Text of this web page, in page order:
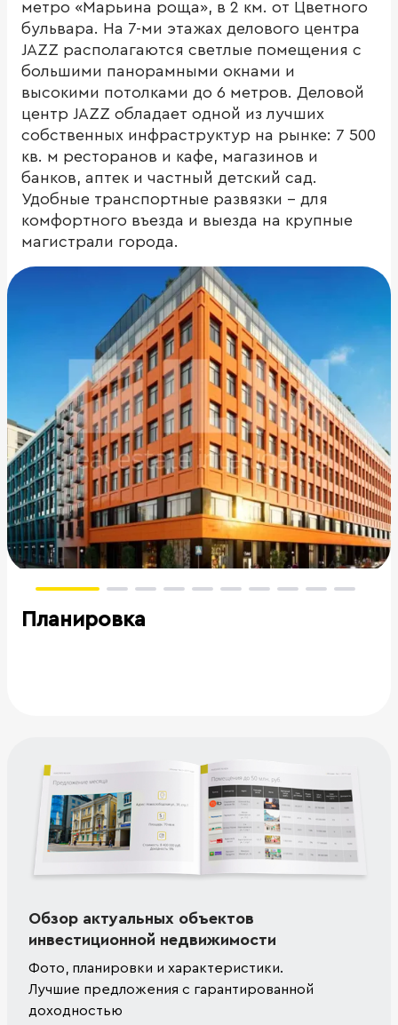
метро «Марьина роща», в 2 км. от Цветного
бульвара. На 7-ми этажах делового центра
JAZZ располагаются светлые помещения с
большими панорамными окнами и
высокими потолками до 6 метров. Деловой
центр JAZZ обладает одной из лучших
собственных инфраструктур на рынке: 7 500
кв. м ресторанов и кафе, магазинов и
банков, аптек и частный детский сад.
Удобные транспортные развязки – для
комфортного въезда и выезда на крупные
магистрали города.
Планировка
Обзор актуальных объектов
инвестиционной недвижимости
Фото, планировки и характеристики.
Лучшие предложения с гарантированной
доходностью